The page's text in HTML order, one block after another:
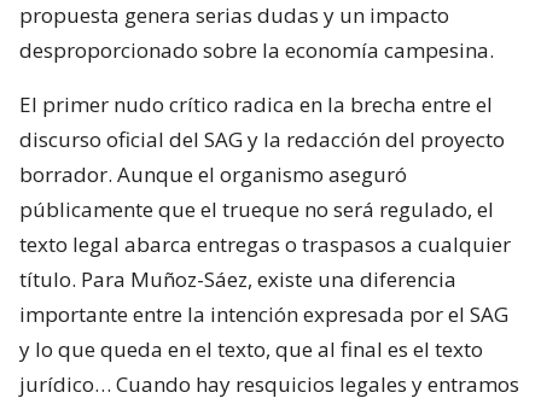
propuesta genera serias dudas y un impacto
desproporcionado sobre la economía campesina.
El primer nudo crítico radica en la brecha entre el
discurso oficial del SAG y la redacción del proyecto
borrador. Aunque el organismo aseguró
públicamente que el trueque no será regulado, el
texto legal abarca entregas o traspasos a cualquier
título. Para Muñoz-Sáez, existe una diferencia
importante entre la intención expresada por el SAG
y lo que queda en el texto, que al final es el texto
jurídico… Cuando hay resquicios legales y entramos